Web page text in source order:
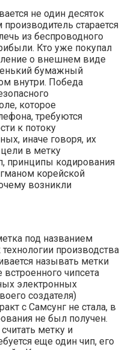
не один десяток
старается
из беспроводного
Кто уже покупал
о внешнем виде
бумажный
внутри. Победа
которое
требуются
к потоку
иначе говоря, их
в метку
принципы кодирования
корейской
возникли
под названием
производства
называть метки
чипсета
электронных
создателя)
с Самсунг не стала, в
не был получен.
метку и
еще один чип, его